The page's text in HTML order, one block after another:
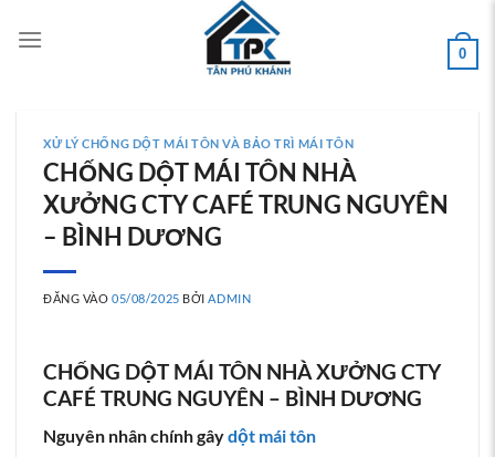
qua
0
XỬ LÝ CHỐNG DỘT MÁI TÔN VÀ BẢO TRÌ MÁI TÔN
CHỐNG DỘT MÁI TÔN NHÀ
XƯỞNG CTY CAFÉ TRUNG NGUYÊN
– BÌNH DƯƠNG
ĐĂNG VÀO05/08/2025 BỞI ADMIN
CHỐNG DỘT MÁI TÔN NHÀ XƯỞNG CTY
CAFÉ TRUNG NGUYÊN – BÌNH DƯƠNG
Nguyên nhân chính gâydột mái tôn